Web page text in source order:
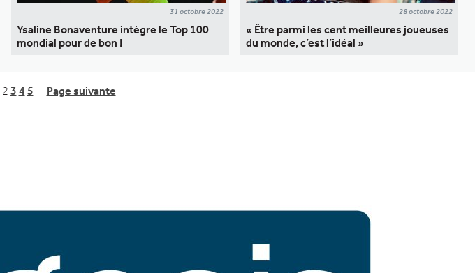
31 octobre 2022
Ysaline Bonaventure intègre le Top 100
mondial pour de bon !
28 octobre 2022
« Être parmi les cent meilleures joueuses
du monde, c’est l’idéal »
2 3 4 5 Page suivante